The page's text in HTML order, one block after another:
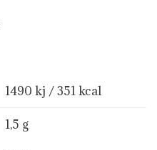
1490 kj / 351 kcal
1,5 g